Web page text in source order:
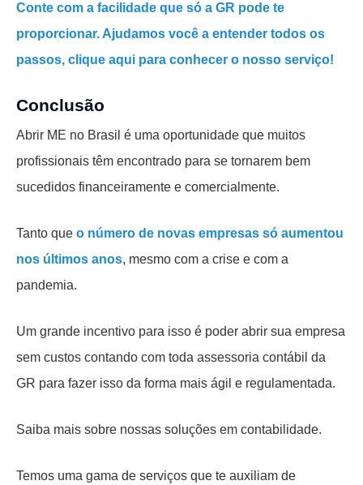
Conte com a facilidade que só a GR pode te
proporcionar. Ajudamos você a entender todos os
passos, clique aqui para conhecer o nosso serviço!
Conclusão
Abrir ME no Brasil é uma oportunidade que muitos
profissionais têm encontrado para se tornarem bem
sucedidos financeiramente e comercialmente.
Tanto que o número de novas empresas só aumentou
nos últimos anos, mesmo com a crise e com a
pandemia.
Um grande incentivo para isso é poder abrir sua empresa
sem custos contando com toda assessoria contábil da
GR para fazer isso da forma mais ágil e regulamentada.
Saiba mais sobre nossas soluções em contabilidade.
Temos uma gama de serviços que te auxiliam de